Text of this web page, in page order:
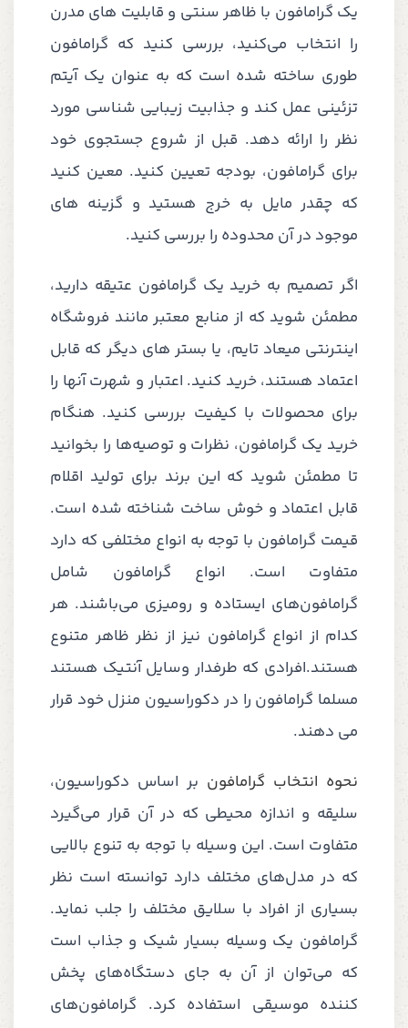
یک گرامافون با ظاهر سنتی و قابلیت های مدرن
را انتخاب می‌کنید، بررسی کنید که گرامافون
طوری ساخته شده است که به عنوان یک آیتم
تزئینی عمل کند و جذابیت زیبایی شناسی مورد
نظر را ارائه دهد. قبل از شروع جستجوی خود
برای گرامافون، بودجه تعیین کنید. معین کنید
که چقدر مایل به خرج هستید و گزینه های
موجود در آن محدوده را بررسی کنید.
اگر تصمیم به خرید یک گرامافون عتیقه دارید،
مطمئن شوید که از منابع معتبر مانند فروشگاه
اینترنتی میعاد تایم، یا بستر های دیگر که قابل
اعتماد هستند، خرید کنید. اعتبار و شهرت آنها را
برای محصولات با کیفیت بررسی کنید. هنگام
خرید یک گرامافون، نظرات و توصیه‌ها را بخوانید
تا مطمئن شوید که این برند برای تولید اقلام
قابل اعتماد و خوش ساخت شناخته شده است.
قیمت گرامافون با توجه به انواع مختلفی که دارد
متفاوت است. انواع گرامافون شامل
گرامافون‌های ایستاده و رومیزی می‌باشند. هر
کدام از انواع گرامافون نیز از نظر ظاهر متنوع
هستند.افرادی که طرفدار وسایل آنتیک هستند
مسلما گرامافون را در دکوراسیون منزل خود قرار
می دهند.
نحوه انتخاب گرامافون بر اساس دکوراسیون،
سلیقه و اندازه محیطی که در آن قرار می‌گیرد
متفاوت است. این وسیله با توجه به تنوع بالایی
که در مدل‌های مختلف دارد توانسته است نظر
بسیاری از افراد با سلایق مختلف را جلب نماید.
گرامافون یک وسیله بسیار شیک و جذاب است
که می‌توان از آن به جای دستگاه‌های پخش
کننده موسیقی استفاده کرد. گرامافون‌های